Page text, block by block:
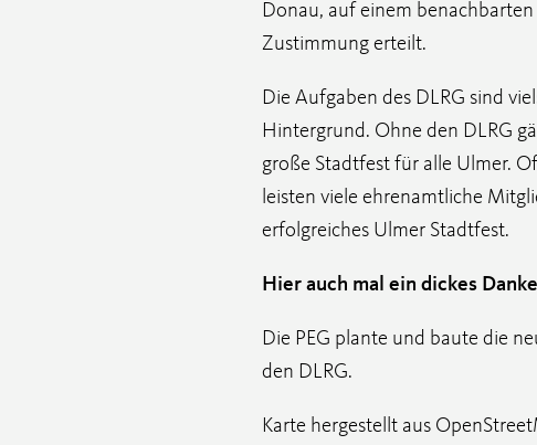
Donau, auf einem
Zustimmung erteilt.
Die Aufgaben des DLRG sind
Hintergrund. Ohne den DLRG
große Stadtfest für alle Ulmer.
leisten viele ehrenamtliche
erfolgreiches Ulmer Stadtfest.
Hier auch mal ein dickes
Die PEG plante und baute die
den DLRG.
Karte hergestellt aus